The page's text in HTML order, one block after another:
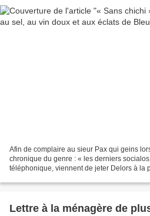
Afin de complaire au sieur Pax qui geins
chronique du genre : « les derniers
téléphonique, viennent de jeter Delors à la
Lettre à la ménagère de